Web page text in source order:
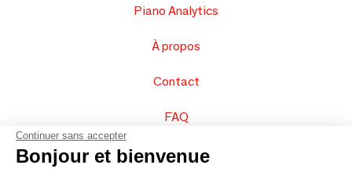
Piano Analytics
À propos
Contact
FAQ
Vendez vos produits
Continuer sans accepter
Bonjour et bienvenue